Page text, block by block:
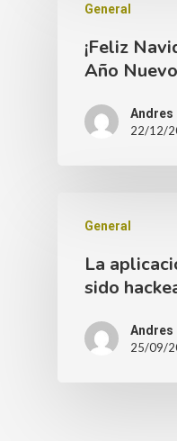
General
¡Feliz
Año
Andres
22/12/
General
La
sido
Andres
25/09/